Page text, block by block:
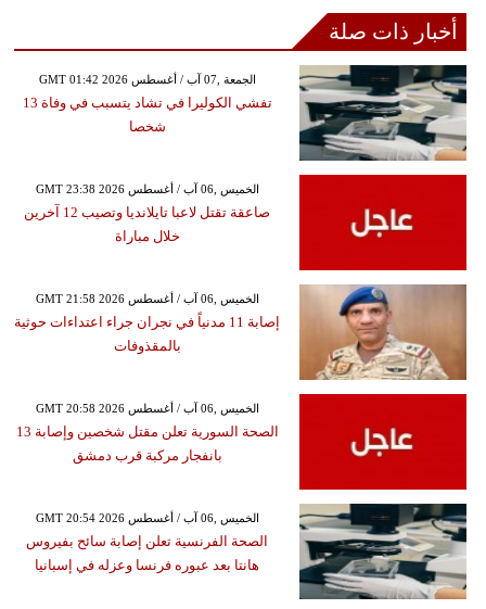
أخبار ذات صلة
GMT 01:42 2026 الجمعة ,07 آب / أغسطس
تفشي الكوليرا في تشاد يتسبب في وفاة 13
شخصا
GMT 23:38 2026 الخميس ,06 آب / أغسطس
صاعقة تقتل لاعبا تايلانديا وتصيب 12 آخرين
خلال مباراة
GMT 21:58 2026 الخميس ,06 آب / أغسطس
إصابة 11 مدنياً في نجران جراء اعتداءات حوثية
بالمقذوفات
GMT 20:58 2026 الخميس ,06 آب / أغسطس
الصحة السورية تعلن مقتل شخصين وإصابة 13
بانفجار مركبة قرب دمشق
GMT 20:54 2026 الخميس ,06 آب / أغسطس
الصحة الفرنسية تعلن إصابة سائح بفيروس
هانتا بعد عبوره فرنسا وعزله في إسبانيا